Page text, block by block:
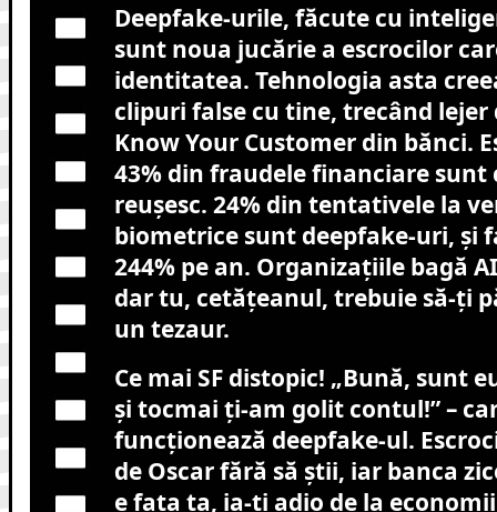
Deepfake-urile, făcute cu
sunt noua jucărie a escrocilor
identitatea. Tehnologia asta
clipuri false cu tine, trecând lejer
Know Your Customer din bănci.
43% din fraudele financiare sunt
reușesc. 24% din tentativele la
biometrice sunt deepfake-uri, și
244% pe an. Organizațiile bagă
dar tu, cetățeanul, trebuie să-ți
un tezaur.
Ce mai SF distopic! „Bună, sunt
și tocmai ți-am golit contul!” –
funcționează deepfake-ul.
de Oscar fără să știi, iar banca
e fața ta, ia-ți adio de la